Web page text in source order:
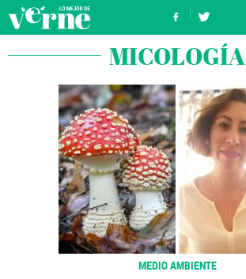
MICOLOGÍA
MEDIO AMBIENTE